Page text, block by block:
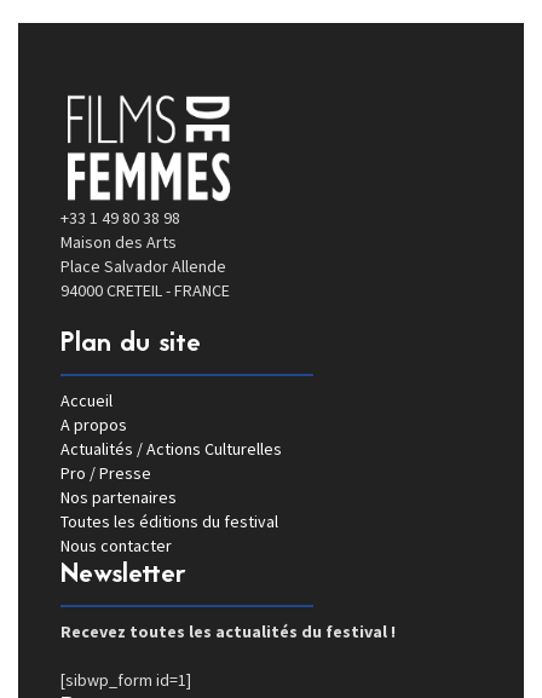
+33 1 49 80 38 98
Maison des Arts
Place Salvador Allende
94000 CRETEIL - FRANCE
Plan du site
Accueil
A propos
Actualités / Actions Culturelles
Pro / Presse
Nos partenaires
Toutes les éditions du festival
Nous contacter
Newsletter
Recevez toutes les actualités du festival !
[sibwp_form id=1]